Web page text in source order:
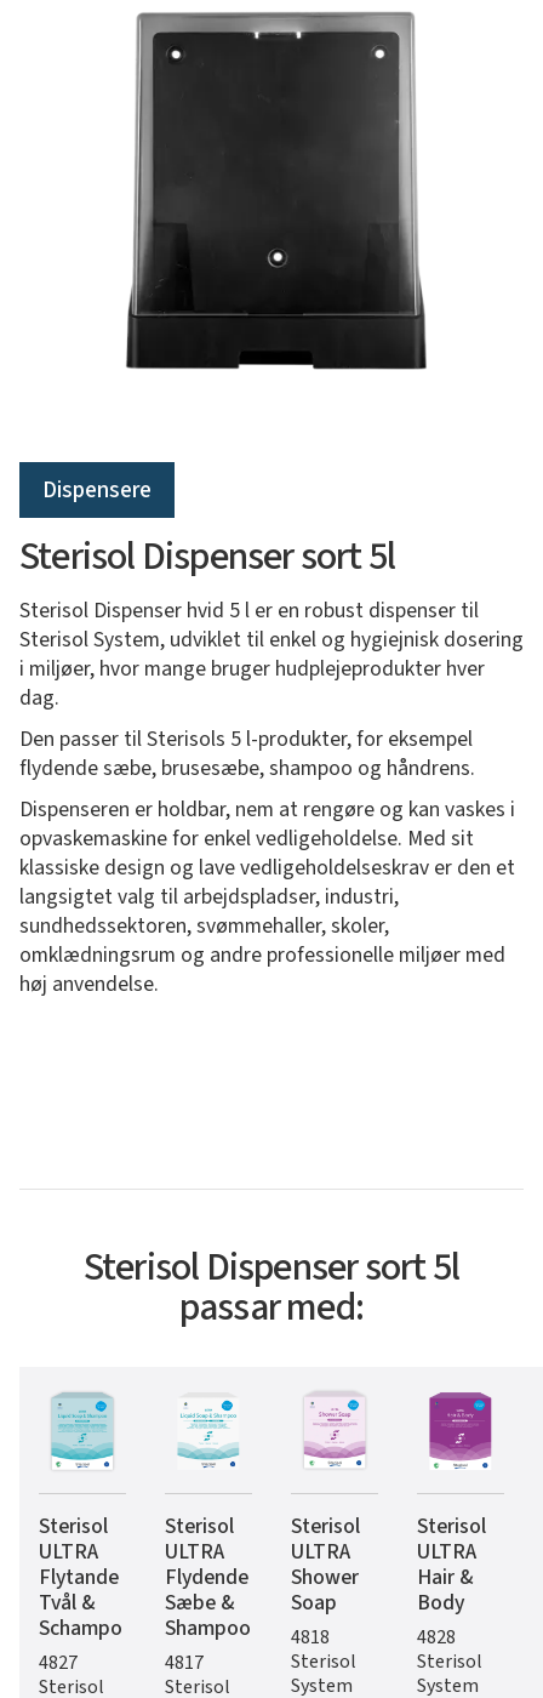
Dispensere
Sterisol Dispenser sort 5l
Sterisol Dispenser hvid 5 l er en robust dispenser til
Sterisol System, udviklet til enkel og hygiejnisk dosering
i miljøer, hvor mange bruger hudplejeprodukter hver
dag.
Den passer til Sterisols 5 l-produkter, for eksempel
flydende sæbe, brusesæbe, shampoo og håndrens.
Dispenseren er holdbar, nem at rengøre og kan vaskes i
opvaskemaskine for enkel vedligeholdelse. Med sit
klassiske design og lave vedligeholdelseskrav er den et
langsigtet valg til arbejdspladser, industri,
sundhedssektoren, svømmehaller, skoler,
omklædningsrum og andre professionelle miljøer med
høj anvendelse.
Sterisol Dispenser sort 5l
passar med:
Sterisol
ULTRA
Flytande
Tvål &
Schampo
4827
Sterisol
Sterisol
ULTRA
Flydende
Sæbe &
Shampoo
4817
Sterisol
Sterisol
ULTRA
Shower
Soap
4818
Sterisol
System
Sterisol
ULTRA
Hair &
Body
4828
Sterisol
System